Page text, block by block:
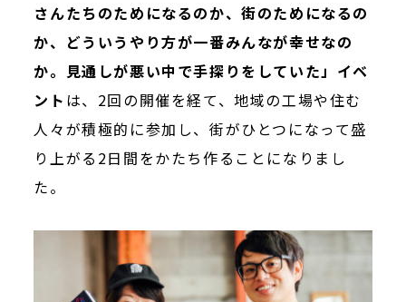
さんたちのためになるのか、街のためになるの
か、どういうやり方が一番みんなが幸せなの
か。見通しが悪い中で手探りをしていた」イベ
ント は、2回の開催を経て、地域の工場や住む
人々が積極的に参加し、街がひとつになって盛
り上がる2日間をかたち作ることになりまし
た。